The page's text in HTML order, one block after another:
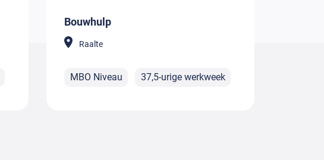
Bouwhulp
Raalte
MBO Niveau 37,5-urige werkweek